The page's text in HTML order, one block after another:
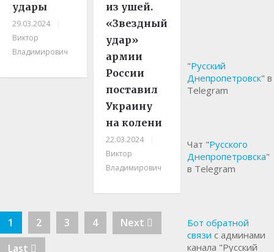
удары
29.03.2024
Виктор
Владимирович
из ушей.
«Звездный
удар»
армии
России
поставил
Украину
на колени
22.03.2024
Виктор
Владимирович
1 2 3 4
Next
Last
"Русский
Днепропетровск" в
Telegram
Чат "Русского
Днепропетровска"
в Telegram
Бот обратной
связи с админами
канала "Русский